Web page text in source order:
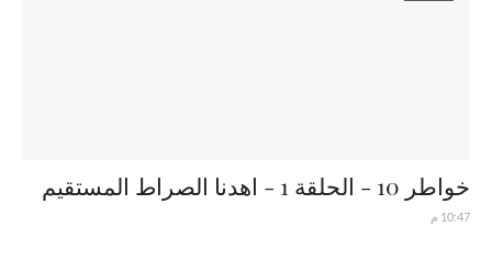
خواطر 10 - الحلقة 1 - اهدنا الصراط المستقيم
10:47 م